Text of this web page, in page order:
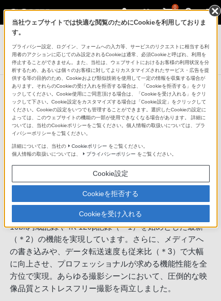
0
プロフェッショナルカムコーダー
Cinema Line カメラ
FX6
新開発イメージセンサー × 新画像処
理エンジン
有効約1026万画素のフルサイズ裏面照射型CMOSセンサ
ー「Exmor R（TM）」 に加え、カメラの心臓部である
画像処理エンジンを刷新。圧倒的な動画撮影機能・性能
を提供し、撮影領域を拡大します。将来をも見据えたこ
れらハードウェアの進化が、圧倒的高感度性能、ワイド
ラチチュードに加え、ファストハイブリッドAF、4:2:2
10bit内蔵記録や4K 120p記録（＊1）を始めとした最新
（＊2）の機能を実現しています。さらに、メディアへ
の書き込みや、データ転送速度も従来比（＊3）で大幅
に向上させ、プロフェッショナルが求める機能性能を全
方位で実現。あらゆる撮影シーンにおいて、圧倒的な映
像品質とストレスフリー撮影を両立しました。
当社ウェブサイトでは快適な閲覧のためにCookieを利用しておりま
す。
プライバシー設定、ログイン、フォームへの入力等、サービスのリクエストに相当する利
用者のアクションに応じてのみ設定されるCookieは通常、必須Cookieと呼ばれ、利用を
停止することができません。また、当社は、ウェブサイトにおけるお客様の利用状況を分
析するため、あるいは個々のお客様に対してよりカスタマイズされたサービス・広告を提
供する等の目的のため、Cookieおよび類似技術を使用して一定の情報を収集する場合が
あります。それらのCookieの受け入れを拒否する場合は、「Cookieを拒否する」をクリ
ックしてください。Cookie使用にご同意頂ける場合は、「Cookieを受け入れる」をクリ
ックして下さい。Cookie設定をカスタマイズする場合は「Cookie設定」をクリックして
ください。Cookieの設定をいつでも管理することができます。選択したCookieの設定に
よっては、このウェブサイトの機能の一部が使用できなくなる場合があります。 詳細に
ついては、当社のCookieポリシーをご覧ください。個人情報の取扱いについては、プラ
イバシーポリシーをご覧ください。
詳細については、当社の Cookieポリシー をご覧ください。
個人情報の取扱いについては、
プライバシーポリシー をご覧ください。
Cookie設定
Cookieを拒否する
Cookieを受け入れる